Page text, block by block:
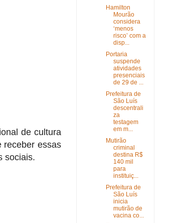
de cultura
receber essas
sociais.
Hamilton
Mourão
considera
‘menos
risco’ com a
disp...
Portaria
suspende
atividades
presenciais
de 29 de ...
Prefeitura de
São Luís
descentrali
za
testagem
em m...
Mutirão
criminal
destina R$
140 mil
para
instituiç...
Prefeitura de
São Luís
inicia
mutirão de
vacina co...